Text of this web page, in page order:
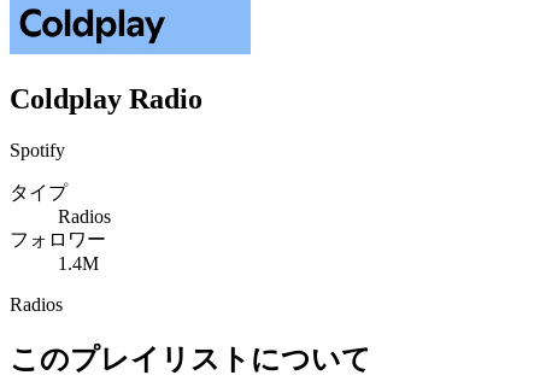
Coldplay Radio
Spotify
タイプ
Radios
フォロワー
1.4M
Radios
このプレイリストについて